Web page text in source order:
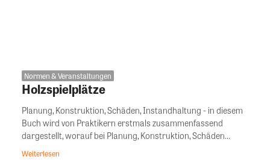
Normen & Veranstaltungen
Holzspielplätze
Planung, Konstruktion, Schäden, Instandhaltung - in diesem
Buch wird von Praktikern erstmals zusammenfassend
dargestellt, worauf bei Planung, Konstruktion, Schäden...
Weiterlesen